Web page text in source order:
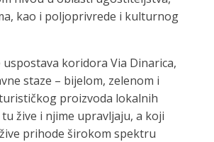
kao i poljoprivrede i kulturnog
koridora Via Dinarica,
staze – bijelom, zelenom i
proizvoda lokalnih
žive i njime upravljaju, a koji
prihode širokom spektru